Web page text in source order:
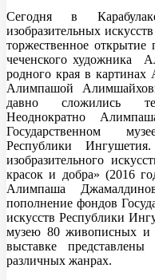
Сегодня в
изобразительных
торжественное открытие
чеченского художника
родного края в
Алимпашой
давно сложились
Неоднократно
Государственном
Республики
изобразительного
красок и добра» (2016
Алимпаша
пополнение фондов
искусств Республики
музею 80 живописных и
выставке
различных жанрах.